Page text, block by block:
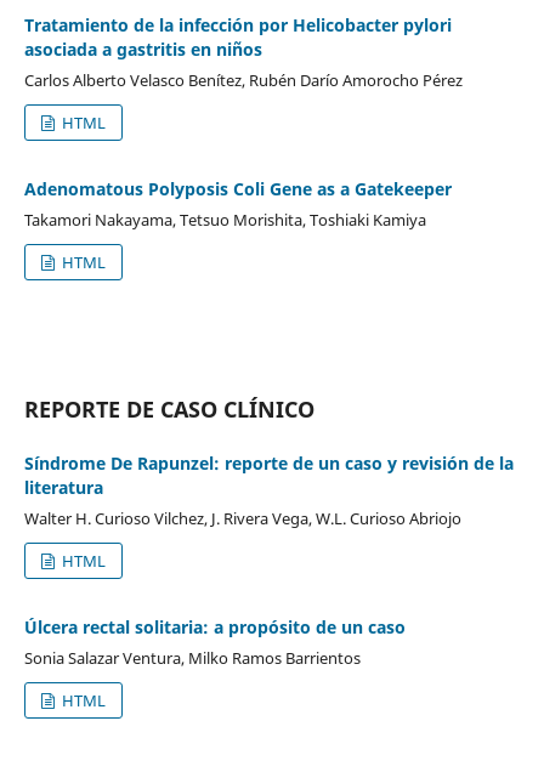
Tratamiento de la infección por Helicobacter pylori
asociada a gastritis en niños
Carlos Alberto Velasco Benítez, Rubén Darío Amorocho Pérez
HTML
Adenomatous Polyposis Coli Gene as a Gatekeeper
Takamori Nakayama, Tetsuo Morishita, Toshiaki Kamiya
HTML
REPORTE DE CASO CLÍNICO
Síndrome De Rapunzel: reporte de un caso y revisión de la
literatura
Walter H. Curioso Vilchez, J. Rivera Vega, W.L. Curioso Abriojo
HTML
Úlcera rectal solitaria: a propósito de un caso
Sonia Salazar Ventura, Milko Ramos Barrientos
HTML